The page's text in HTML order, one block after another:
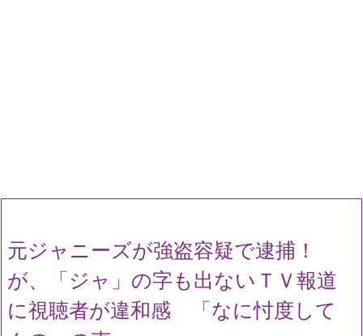
元ジャニーズが強盗容疑で逮捕！
が、「ジャ」の字も出ないＴＶ報道
に視聴者が違和感 「なに忖度して